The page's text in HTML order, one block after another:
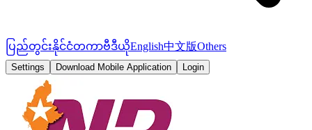
ပြည်တွင်းနိုင်ငံတကာဗီဒီယိုEnglish中文版Others
Settings Download Mobile Application Login